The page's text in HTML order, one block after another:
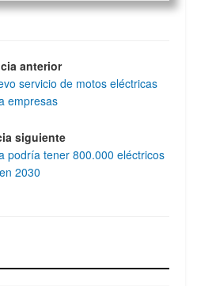
anterior
servicio de motos eléctricas
empresas
siguiente
podría tener 800.000 eléctricos
en 2030